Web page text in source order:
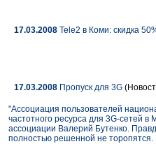
17.03.2008 Tele2 в Коми: скидка
17.03.2008 Пропуск для 3G
"Ассоциация пользователей
частотного ресурса для 3G-сетей
ассоциации Валерий Бутенко.
полностью решенной не торопятся.